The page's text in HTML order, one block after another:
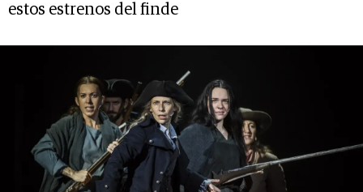
estos estrenos del finde